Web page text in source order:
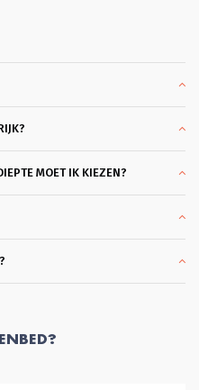
plezierige
je echt de
je keuze kan
ook
omdat ik al
ik hier blij
die ik
MOET IK KIEZEN?